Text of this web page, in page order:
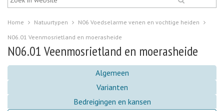
Home Natuurtypen
N06 Voedselarme venen en vochtige heiden
N06.01 Veenmosrietland en moerasheide
N06.01 Veenmosrietland en moerasheide
Algemeen
Varianten
Bedreigingen en kansen